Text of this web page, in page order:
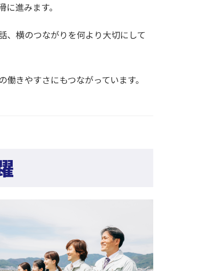
進みます。
、横のつながりを何より大切にして
きやすさにもつながっています。